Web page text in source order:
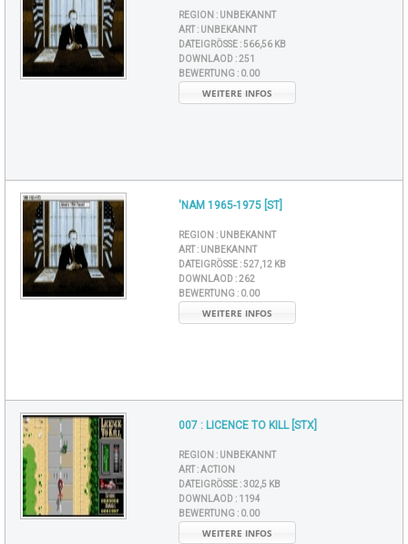
REGION : UNBEKANNT
ART : UNBEKANNT
DATEIGRÖSSE : 566,56 KB
DOWNLAOD :251
BEWERTUNG : 0.00
WEITERE INFOS
'NAM 1965-1975 [ST]
REGION : UNBEKANNT
ART : UNBEKANNT
DATEIGRÖSSE : 527,12 KB
DOWNLAOD :262
BEWERTUNG : 0.00
WEITERE INFOS
007 : LICENCE TO KILL [STX]
REGION : UNBEKANNT
ART :ACTION
DATEIGRÖSSE : 302,5 KB
DOWNLAOD : 1194
BEWERTUNG : 0.00
WEITERE INFOS